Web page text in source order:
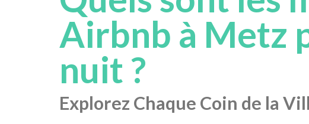
Airbnb à Metz
nuit ?
Explorez Chaque Coin de la